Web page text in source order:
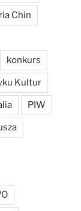
Chin
konkurs
Kultur
PIW